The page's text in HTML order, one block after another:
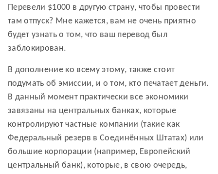
Перевели $1000 в другую страну, чтобы провести
там отпуск? Мне кажется, вам не очень приятно
будет узнать о том, что ваш перевод был
заблокирован.
В дополнение ко всему этому, также стоит
подумать об эмиссии, и о том, кто печатает деньги.
В данный момент практически все экономики
завязаны на центральных банках, которые
контролируют частные компании (такие как
Федеральный резерв в Соединённых Штатах) или
большие корпорации (например, Европейский
центральный банк), которые, в свою очередь,